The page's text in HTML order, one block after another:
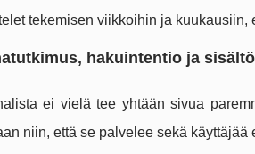
tekemisen viikkoihin ja kuukausiin,
hakuintentio ja
ei vielä tee yhtään sivua
niin, että se palvelee sekä käyttäjää